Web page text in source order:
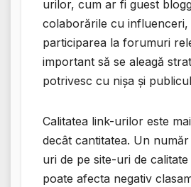
urilor, cum ar fi guest
colaborările cu influenceri,
participarea la forumuri
important să se aleagă
potrivesc cu nișa și
Calitatea link-urilor este
decât cantitatea. Un
uri de pe site-uri de
poate afecta negativ